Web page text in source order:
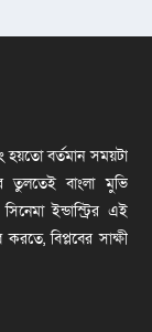
হয়তো বর্তমান সময়টা
তুলতেই বাংলা মুভি
ইন্ডাস্ট্রির এই
বিপ্লবের সাক্ষী